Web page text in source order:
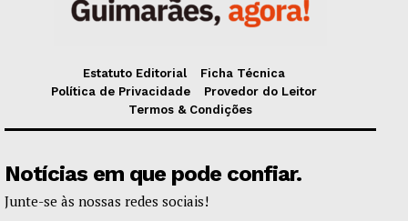
Estatuto Editorial
Ficha Técnica
Política de Privacidade
Provedor do Leitor
Termos & Condições
Notícias em que pode confiar.
Junte-se às nossas redes sociais!